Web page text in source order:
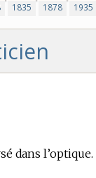
1835 1878 1935
dans l’optique.